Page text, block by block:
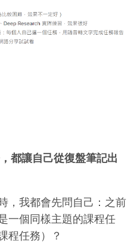
都讓自己從復盤筆記出
，我都會先問自己：之前
一個同樣主題的課程任
程任務）？